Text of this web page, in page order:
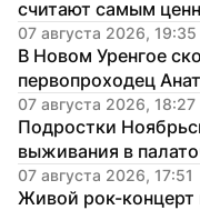
считают самым
07 августа 2026, 19:35
В Новом Уренгое
первопроходец
07 августа 2026, 18:27
Подростки
выживания в
07 августа 2026, 17:51
Живой рок-концерт